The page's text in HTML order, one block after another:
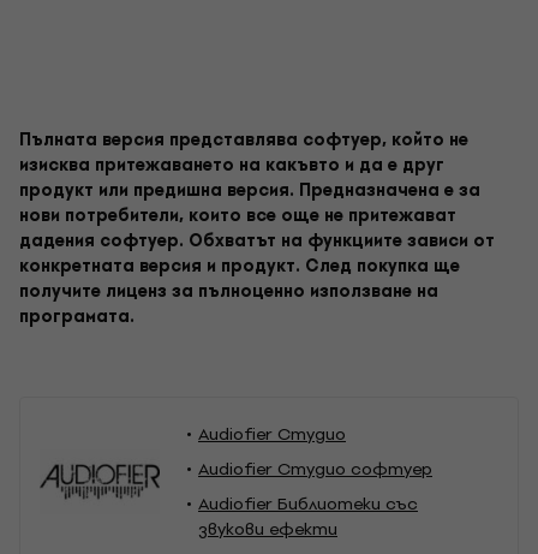
Пълната версия представлява софтуер, който не
изисква притежаването на какъвто и да е друг
продукт или предишна версия. Предназначена е за
нови потребители, които все още не притежават
дадения софтуер. Обхватът на функциите зависи от
конкретната версия и продукт. След покупка ще
получите лиценз за пълноценно използване на
програмата.
Audiofier Студио
Audiofier Студио софтуер
Audiofier Библиотеки със
звукови ефекти